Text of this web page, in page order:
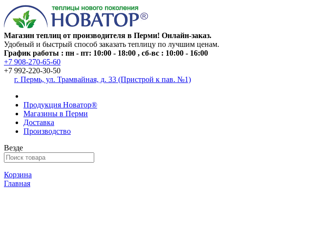
Магазин теплиц от производителя в Перми! Онлайн-заказ.
Удобный и быстрый способ заказать теплицу по лучшим ценам.
График работы : пн - пт: 10:00 - 18:00 , сб-вс : 10:00 - 16:00
+7 908-270-65-60
+7 992-220-30-50
г. Пермь, ул. Трамвайная, д. 33 (Пристрой к пав. №1)
Продукция Новатор®
Магазины в Перми
Доставка
Производство
Везде
Корзина
Главная